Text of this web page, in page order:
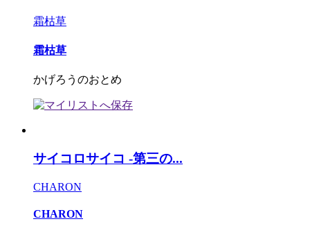
霜枯草
霜枯草
かげろうのおとめ
サイコロサイコ -第三の...
CHARON
CHARON